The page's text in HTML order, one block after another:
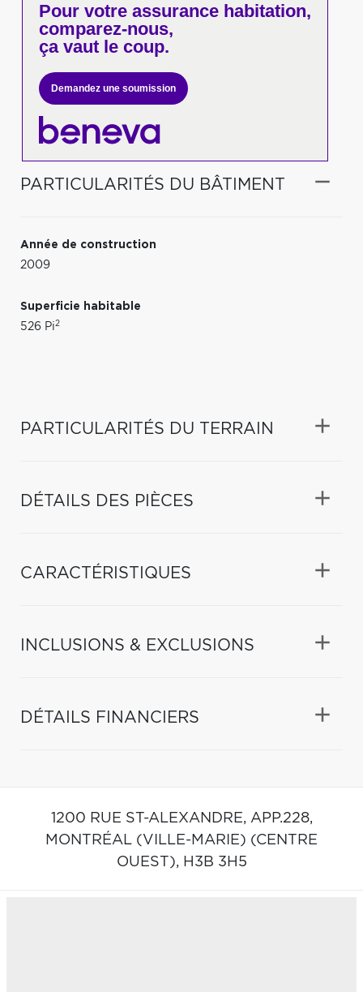
Pour votreassurance habitation,
comparez-nous,
ça vaut le coup.
Demandez une soumission
PARTICULARITÉS DU BÂTIMENT
Année de construction
2009
Superficie habitable
526 Pi2
PARTICULARITÉS DU TERRAIN
DÉTAILS DES PIÈCES
CARACTÉRISTIQUES
INCLUSIONS & EXCLUSIONS
DÉTAILS FINANCIERS
1200 RUE ST-ALEXANDRE, APP.228,
MONTRÉAL (VILLE-MARIE) (CENTRE
OUEST), H3B 3H5